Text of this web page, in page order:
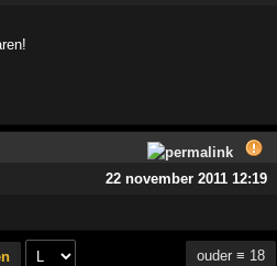
22 november 2011 12:19
ouder ≡ 18